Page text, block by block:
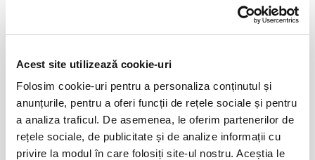
Acest site utilizează cookie-uri
Folosim cookie-uri pentru a personaliza conținutul și
anunțurile, pentru a oferi funcții de rețele sociale și pentru
a analiza traficul. De asemenea, le oferim partenerilor de
rețele sociale, de publicitate și de analize informații cu
privire la modul în care folosiți site-ul nostru. Aceștia le
0 evenimente in viitorul apropiat
anunta-ma pe email cand apare urmatorul eveniment la
Attard